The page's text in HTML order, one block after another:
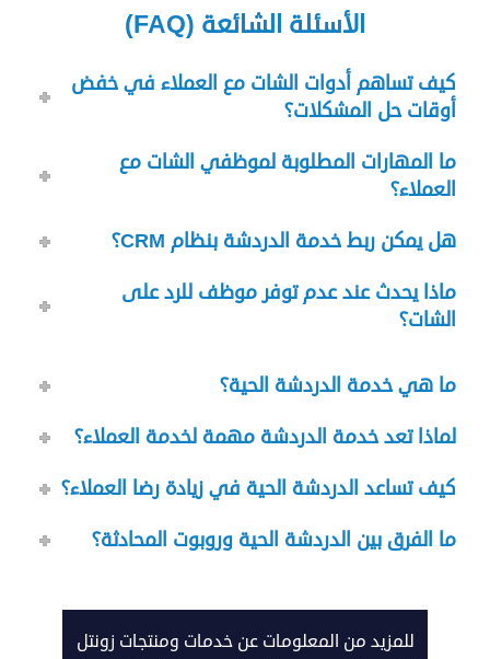
الأسئلة الشائعة (FAQ)
كيف تساهم أدوات الشات مع العملاء في خفض
أوقات حل المشكلات؟
ما المهارات المطلوبة لموظفي الشات مع
العملاء؟
هل يمكن ربط خدمة الدردشة بنظام CRM؟
ماذا يحدث عند عدم توفر موظف للرد على
الشات؟
ما هي خدمة الدردشة الحية؟
لماذا تعد خدمة الدردشة مهمة لخدمة العملاء؟
كيف تساعد الدردشة الحية في زيادة رضا العملاء؟
ما الفرق بين الدردشة الحية وروبوت المحادثة؟
call2action-
للمزيد من المعلومات عن خدمات ومنتجات زونتل